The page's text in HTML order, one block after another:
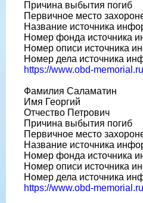
Причина выбытия погиб
Первичное место
Название источника
Номер фонда источника
Номер описи источника
Номер дела источника
https://www.obd-
Фамилия Саламатин
Имя Георгий
Отчество Петрович
Причина выбытия погиб
Первичное место
Название источника
Номер фонда источника
Номер описи источника
Номер дела источника
https://www.obd-